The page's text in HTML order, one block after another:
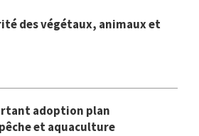
des végétaux, animaux et
adoption plan
et aquaculture